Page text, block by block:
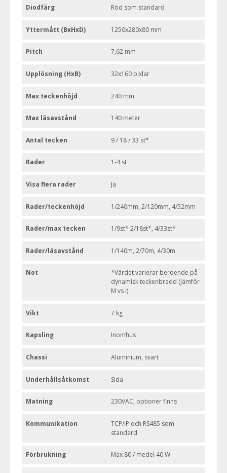
Diodfärg Röd som standard
Yttermått (BxHxD) 1250x280x80 mm
Pitch 7,62 mm
Upplösning (HxB) 32x160 pixlar
Max teckenhöjd 240 mm
Max läsavstånd 140 meter
Antal tecken 9 / 18 / 33 st*
Rader 1-4 st
Visa flera rader Ja
Rader/teckenhöjd 1/240mm, 2/120mm, 4/52mm
Rader/max tecken 1/9st* 2/18st*, 4/33st*
Rader/läsavstånd 1/140m, 2/70m, 4/30m
Not
*Värdet varierar beroende på
dynamisk teckenbredd (jämför
M vs i)
Vikt 7 kg
Kapsling Inomhus
Chassi Aluminium, svart
Underhållsåtkomst Sida
Matning 230VAC, optioner finns
Kommunikation
TCP/IP och RS485 som
standard
Förbrukning Max 80 / medel 40 W